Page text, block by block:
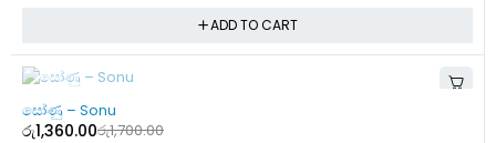
ADD TO CART
SOLD OUT
සෝණු – Sonu
රු1,700.00
රු1,360.00